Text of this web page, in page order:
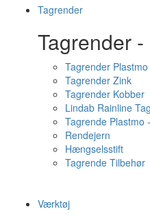
Tagrender
Tagrender
Tagrender
Tagrender Zink
Tagrender Kobber
Lindab Rainline
Tagrende Plastmo
Rendejern
Hængselsstift
Tagrende Tilbehør
Værktøj